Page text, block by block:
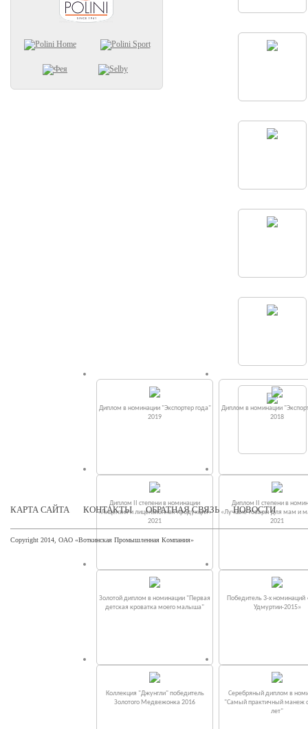
Диплом в номинации "Экспортер года"
2019
Диплом в номинации
2018
Диплом II степени в номинации
«Лицензия и лицензионная продукция»
2021
Диплом II степени в
«Лучшие товары для мам и
2021
Золотой диплом в номинации "Первая
детская кроватка моего малыша"
Победитель 3-х номинаций
Удмуртии-2015»
Коллекция "Джунгли" победитель
Золотого Медвежонка 2016
Серебряный диплом в
"Самый практичный манеж
лет"
КАРТА САЙТА КОНТАКТЫ ОБРАТНАЯ СВЯЗЬ НОВОСТИ
Copyright 2014, ОАО «Воткинская Промышленная Компания»